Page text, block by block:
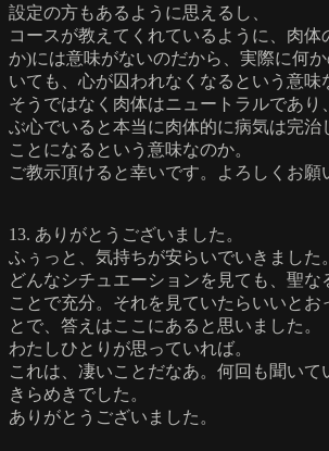
設定の方もあるように思えるし、
コースが教えてくれているように、肉体
か)には意味がないのだから、実際に何
いても、心が囚われなくなるという意味
そうではなく肉体はニュートラルであり
ぶ心でいると本当に肉体的に病気は完治
ことになるという意味なのか。
ご教示頂けると幸いです。よろしくお願
13. ありがとうございました。
ふぅっと、気持ちが安らいでいきました。
どんなシチュエーションを見ても、聖な
ことで充分。それを見ていたらいいとお
とで、答えはここにあると思いました。
わたしひとりが思っていれば。
これは、凄いことだなあ。何回も聞いて
きらめきでした。
ありがとうございました。